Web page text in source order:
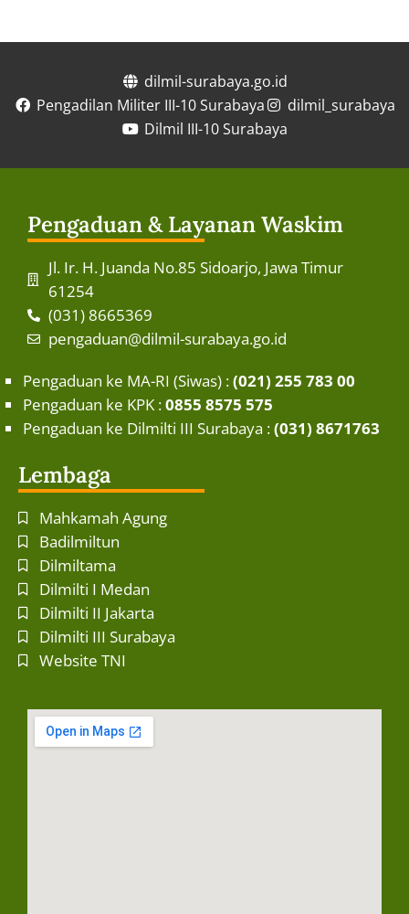
dilmil-surabaya.go.id
Pengadilan Militer III-10 Surabaya
dilmil_surabaya
Dilmil III-10 Surabaya
Pengaduan & Layanan Waskim
Jl. Ir. H. Juanda No.85 Sidoarjo, Jawa Timur
61254
(031) 8665369
pengaduan@dilmil-surabaya.go.id
Pengaduan ke MA-RI (Siwas) :(021) 255 783 00
Pengaduan ke KPK :0855 8575 575
Pengaduan ke Dilmilti III Surabaya :(031) 8671763
Lembaga
Mahkamah Agung
Badilmiltun
Dilmiltama
Dilmilti I Medan
Dilmilti II Jakarta
Dilmilti III Surabaya
Website TNI